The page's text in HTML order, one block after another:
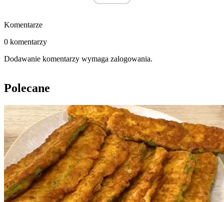
Komentarze
0 komentarzy
Dodawanie komentarzy wymaga zalogowania.
Polecane